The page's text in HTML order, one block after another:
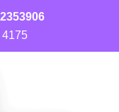
4175